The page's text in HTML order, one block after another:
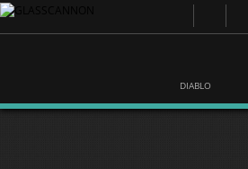
DIABLO